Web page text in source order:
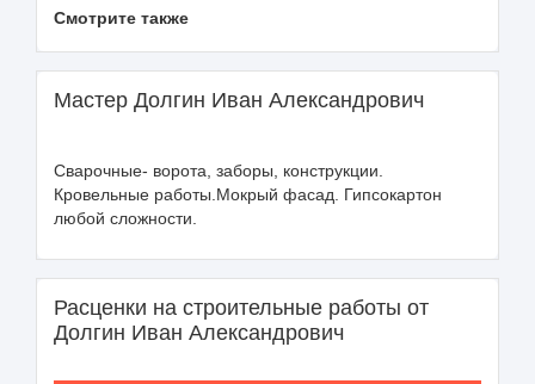
Смотрите также
Мастер Долгин Иван Александрович
Сварочные- ворота, заборы, конструкции.
Кровельные работы.Мокрый фасад. Гипсокартон
любой сложности.
Расценки на строительные работы от
Долгин Иван Александрович